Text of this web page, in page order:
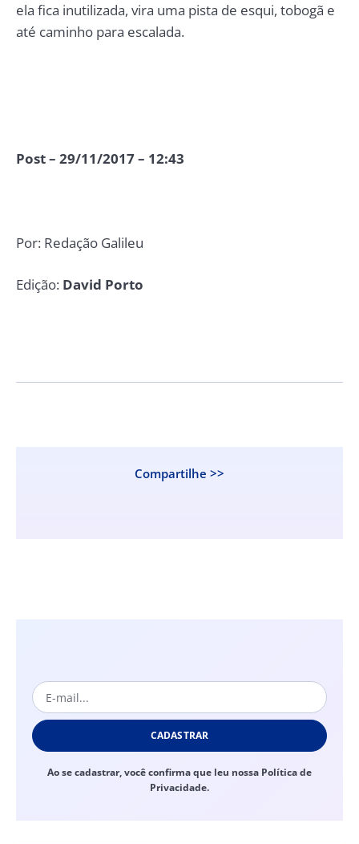
ela fica inutilizada, vira uma pista de esqui, tobogã e
até caminho para escalada.
Post – 29/11/2017 – 12:43
Por: Redação Galileu
Edição: David Porto
Compartilhe >>
CADASTRAR
Ao se cadastrar, você confirma que leu nossa Política de
Privacidade.